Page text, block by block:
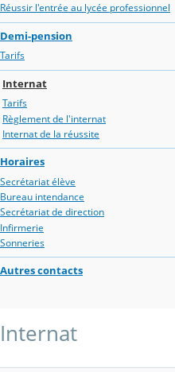
Réussir l'entrée au lycée professionnel
Demi-pension
Tarifs
Internat
Tarifs
Règlement de l'internat
Internat de la réussite
Horaires
Secrétariat élève
Bureau intendance
Secrétariat de direction
Infirmerie
Sonneries
Autres contacts
Internat